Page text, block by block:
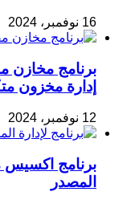
16 نوفمبر، 2024
برنامج مخازن
إدارة مخزون
12 نوفمبر، 2024
برنامج اكسيس
المصدر